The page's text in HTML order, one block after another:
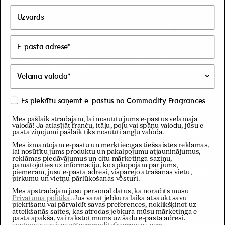
E-pasts
FacebookPinterest
Support
Sazināties ar
mums
BUJ
Nosūtīšana
Atgriešana un
kompensācijas
Savienot
Veikalu meklētājs
NYC galvenais
veikals
Vairumtirdzniecība
Prese un saistītie
uzņēmumi
Karjera
Es piekrītu saņemt e-pastus no Commodity Fragrances
Mēs pašlaik strādājam, lai nosūtītu jums e-pastus vēlamajā
valodā! Ja atlasījāt franču, itāļu, poļu vai spāņu valodu, jūsu e-
pasta ziņojumi pašlaik tiks nosūtīti angļu valodā.
Mēs izmantojam e-pastu un mērķtiecīgas tiešsaistes reklāmas,
lai nosūtītu jums produktu un pakalpojumu atjauninājumus,
reklāmas piedāvājumus un citu mārketinga saziņu,
pamatojoties uz informāciju, ko apkopojam par jums,
piemēram, jūsu e-pasta adresi, vispārējo atrašanās vietu,
pirkumu un vietņu pārlūkošanas vēsturi.
Mēs apstrādājam jūsu personal datus, kā norādīts mūsu
Privātuma politikā . Jūs varat jebkurā laikā atsaukt savu
piekrišanu vai pārvaldīt savas preferences, noklikšķinot uz
atteikšanās saites, kas atrodas jebkura mūsu mārketinga e-
pasta apakšā, vai rakstot mums uz šādu e-pasta adresi.